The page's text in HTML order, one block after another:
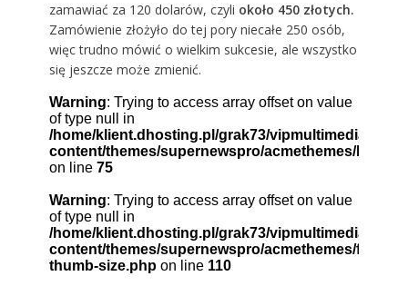
zamawiać za 120 dolarów, czyli około 450 złotych.
Zamówienie złożyło do tej pory niecałe 250 osób,
więc trudno mówić o wielkim sukcesie, ale wszystko
się jeszcze może zmienić.